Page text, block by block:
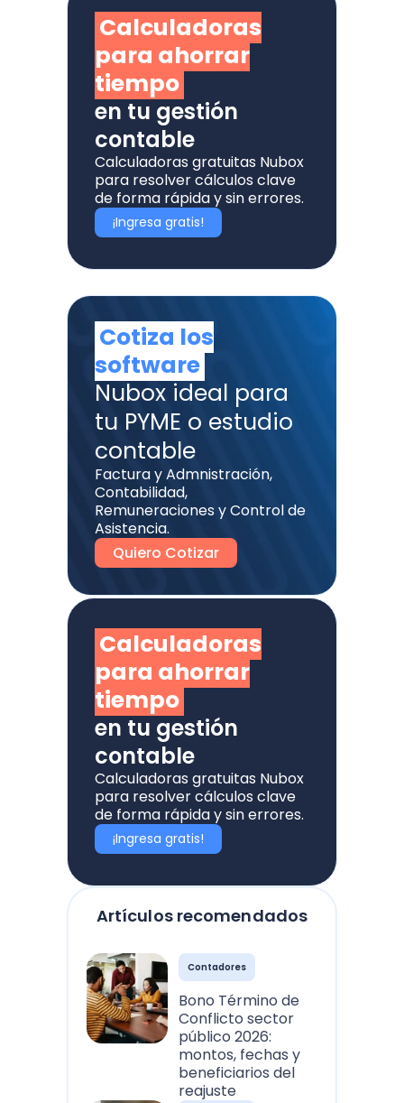
Calculadoras
para ahorrar
tiempo
en tu gestión
contable
Calculadoras gratuitas Nubox
para resolver cálculos clave
de forma rápida y sin errores.
¡Ingresa gratis!
Artículos recomendados
Contadores
Bono Término de
Conflicto sector
público 2026:
montos, fechas y
beneficiarios del
reajuste
Calculadoras
para ahorrar
tiempo
en tu gestión
contable
Calculadoras gratuitas Nubox
para resolver cálculos clave
de forma rápida y sin errores.
¡Ingresa gratis!
Cotiza los
software
Nubox ideal para
tu PYME o estudio
contable
Factura y Admnistración,
Contabilidad,
Remuneraciones y Control de
Asistencia.
Quiero Cotizar